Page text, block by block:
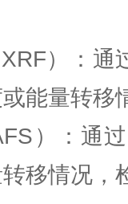
）：通
能量转移
）：通
移情况，